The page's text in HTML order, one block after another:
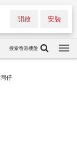
安裝
開啟
搜索香港樓盤
灣仔